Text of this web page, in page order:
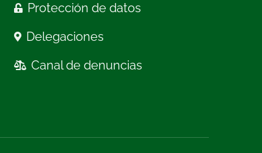
Protección de datos
Delegaciones
Canal de denuncias